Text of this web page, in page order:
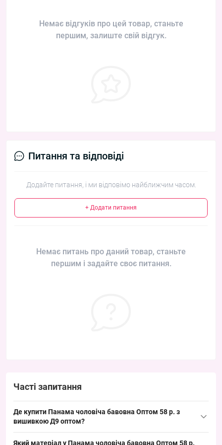
Немає відгуків про цей товар, станьте
першим, залиште свій відгук.
Питання та відповіді
Додайте питання, і ми відповімо найближчим часом.
+ Додати питання
Немає питань про даний товар, станьте
першим і задайте своє питання.
Часті запитання
Де купити Панама чоловіча бавовна Оптом 58 р. з
вишивкою Д9 оптом?
Який матеріал у Панама чоловіча бавовна Оптом 58 р.